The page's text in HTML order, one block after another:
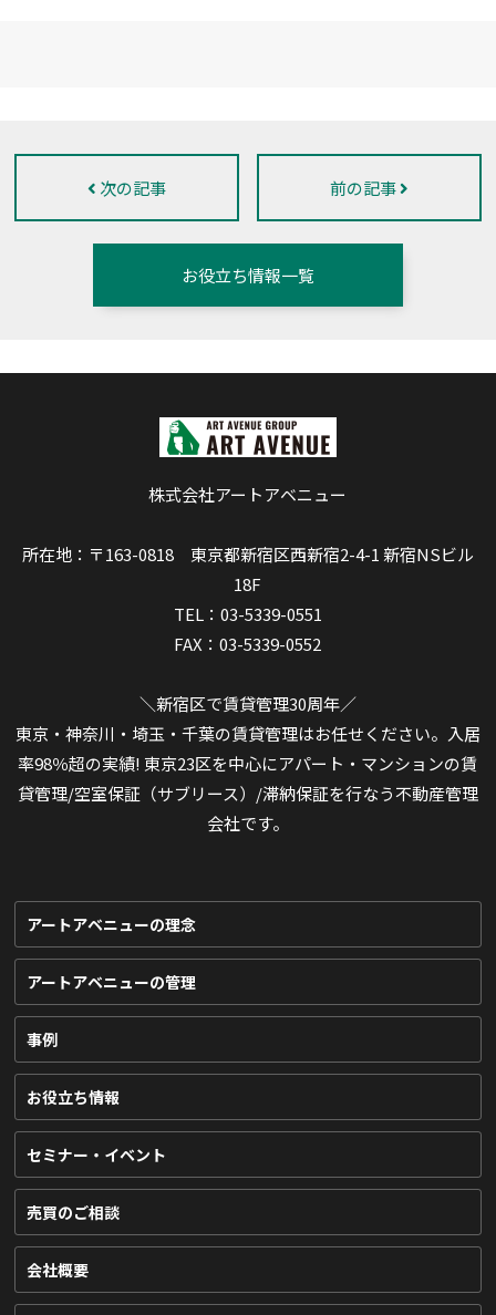
次の記事
お役立ち情報一覧
前の記事
株式会社アートアベニュー
所在地：〒163-0818 東京都新宿区西新宿2-4-1 新宿NSビル
18F
TEL：03-5339-0551
FAX：03-5339-0552
＼新宿区で賃貸管理30周年／
東京・神奈川・埼玉・千葉の賃貸管理はお任せください。入居
率98％超の実績! 東京23区を中心にアパート・マンションの賃
貸管理/空室保証（サブリース）/滞納保証を行なう不動産管理
会社です。
アートアベニューの理念
アートアベニューの管理
事例
お役立ち情報
セミナー・イベント
売買のご相談
会社概要